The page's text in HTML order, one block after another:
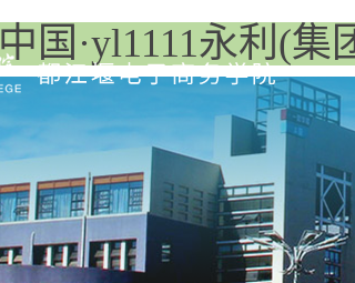
中国·yl1111永利(集